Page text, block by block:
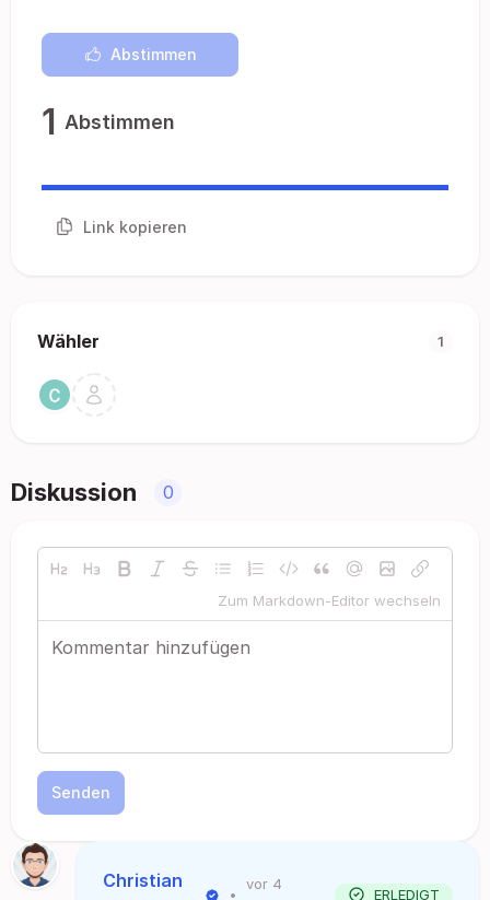
Abstimmen
1 Abstimmen
Link kopieren
Wähler 1
Diskussion 0
Zum Markdown-Editor wechseln
Senden
Christian
•
vor 4
ERLEDIGT